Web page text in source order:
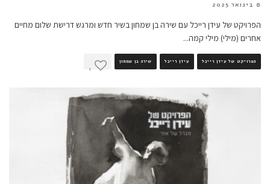
8 בינואר 2025
הפרויקט של עידן רייכל עם שירה בן שמחון בשיר חדש ומרגש דרישת שלום מחיים
אחרים (מילי) מילי קמה...
הפרויקט של עידן רייכל עידן רייכל שירה בן שמחון
1